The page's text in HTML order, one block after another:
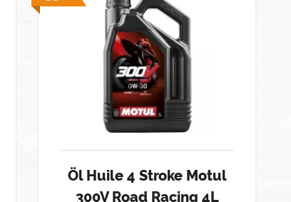
Öl Huile 4 Stroke Motul
300V Road Racing 4L